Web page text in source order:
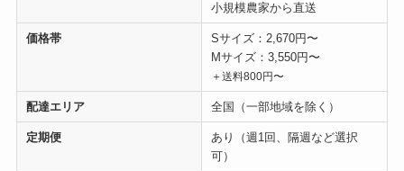
小規模農家から直送
価格帯
Sサイズ：2,670円〜
Mサイズ：3,550円〜
＋送料800円〜
配達エリア 全国（一部地域を除く）
定期便
あり（週1回、隔週など選択
可）